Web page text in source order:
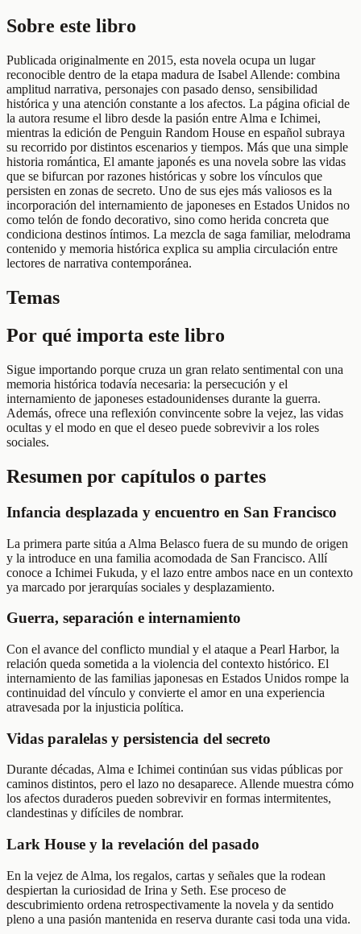
Sobre este libro
Publicada originalmente en 2015, esta novela ocupa un lugar
reconocible dentro de la etapa madura de Isabel Allende: combina
amplitud narrativa, personajes con pasado denso, sensibilidad
histórica y una atención constante a los afectos. La página oficial de
la autora resume el libro desde la pasión entre Alma e Ichimei,
mientras la edición de Penguin Random House en español subraya
su recorrido por distintos escenarios y tiempos. Más que una simple
historia romántica, El amante japonés es una novela sobre las vidas
que se bifurcan por razones históricas y sobre los vínculos que
persisten en zonas de secreto. Uno de sus ejes más valiosos es la
incorporación del internamiento de japoneses en Estados Unidos no
como telón de fondo decorativo, sino como herida concreta que
condiciona destinos íntimos. La mezcla de saga familiar, melodrama
contenido y memoria histórica explica su amplia circulación entre
lectores de narrativa contemporánea.
Temas
Por qué importa este libro
Sigue importando porque cruza un gran relato sentimental con una
memoria histórica todavía necesaria: la persecución y el
internamiento de japoneses estadounidenses durante la guerra.
Además, ofrece una reflexión convincente sobre la vejez, las vidas
ocultas y el modo en que el deseo puede sobrevivir a los roles
sociales.
Resumen por capítulos o partes
Infancia desplazada y encuentro en San Francisco
La primera parte sitúa a Alma Belasco fuera de su mundo de origen
y la introduce en una familia acomodada de San Francisco. Allí
conoce a Ichimei Fukuda, y el lazo entre ambos nace en un contexto
ya marcado por jerarquías sociales y desplazamiento.
Guerra, separación e internamiento
Con el avance del conflicto mundial y el ataque a Pearl Harbor, la
relación queda sometida a la violencia del contexto histórico. El
internamiento de las familias japonesas en Estados Unidos rompe la
continuidad del vínculo y convierte el amor en una experiencia
atravesada por la injusticia política.
Vidas paralelas y persistencia del secreto
Durante décadas, Alma e Ichimei continúan sus vidas públicas por
caminos distintos, pero el lazo no desaparece. Allende muestra cómo
los afectos duraderos pueden sobrevivir en formas intermitentes,
clandestinas y difíciles de nombrar.
Lark House y la revelación del pasado
En la vejez de Alma, los regalos, cartas y señales que la rodean
despiertan la curiosidad de Irina y Seth. Ese proceso de
descubrimiento ordena retrospectivamente la novela y da sentido
pleno a una pasión mantenida en reserva durante casi toda una vida.